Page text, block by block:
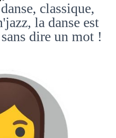
classique,
la danse est
dire un mot !